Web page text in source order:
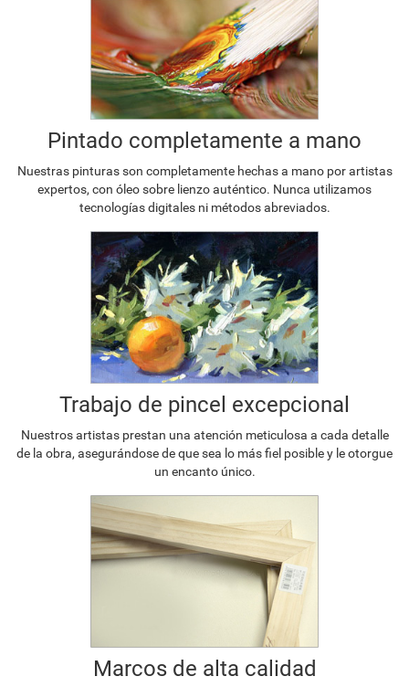
Pintado completamente a mano
Nuestras pinturas son completamente hechas a mano por artistas
expertos, con óleo sobre lienzo auténtico. Nunca utilizamos
tecnologías digitales ni métodos abreviados.
Trabajo de pincel excepcional
Nuestros artistas prestan una atención meticulosa a cada detalle
de la obra, asegurándose de que sea lo más fiel posible y le otorgue
un encanto único.
Marcos de alta calidad